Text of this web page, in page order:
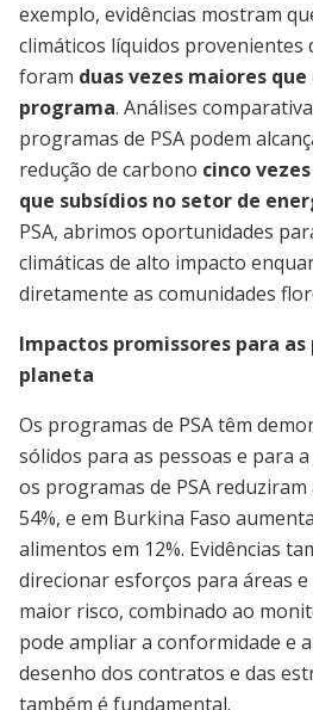
exemplo, evidências mostram
climáticos líquidos provenientes
foram duas vezes maiores que
programa. Análises
programas de PSA podem
redução de carbono cinco
que subsídios no setor de
PSA, abrimos oportunidades
climáticas de alto impacto
diretamente as comunidades
Impactos promissores para as
planeta
Os programas de PSA têm
sólidos para as pessoas e para
os programas de PSA
54%, e em Burkina Faso
alimentos em 12%. Evidências
direcionar esforços para áreas
maior risco, combinado ao
pode ampliar a conformidade e
desenho dos contratos e das
também é fundamental.